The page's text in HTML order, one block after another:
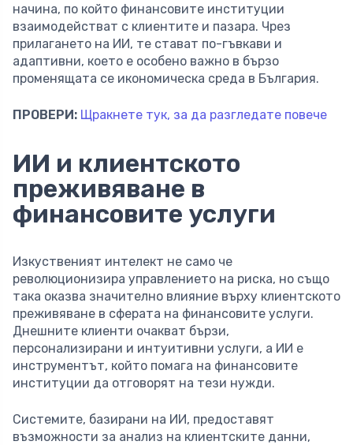
начина, по който финансовите институции
взаимодействат с клиентите и пазара. Чрез
прилагането на ИИ, те стават по-гъвкави и
адаптивни, което е особено важно в бързо
променящата се икономическа среда в България.
ПРОВЕРИ: Щракнете тук, за да разгледате повече
ИИ и клиентското
преживяване в
финансовите услуги
Изкуственият интелект не само че
революционизира управлението на риска, но също
така оказва значително влияние върху клиентското
преживяване в сферата на финансовите услуги.
Днешните клиенти очакват бързи,
персонализирани и интуитивни услуги, а ИИ е
инструментът, който помага на финансовите
институции да отговорят на тези нужди.
Системите, базирани на ИИ, предоставят
възможности за анализ на клиентските данни,